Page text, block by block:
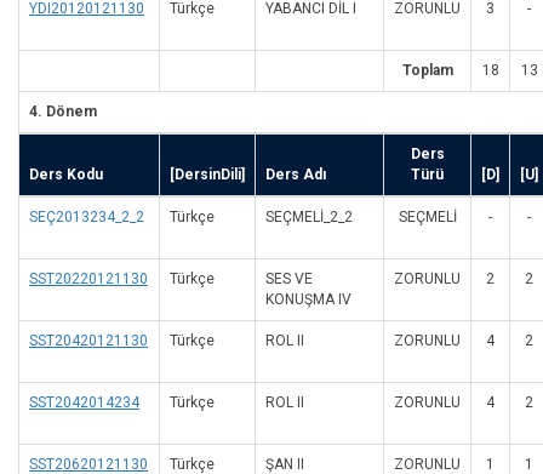
YDI20120121130 Türkçe YABANCI DİL I ZORUNLU 3 -
Toplam 18 13
4. Dönem
Ders Kodu [DersinDili] Ders Adı
Ders
Türü
[D] [U]
SEÇ2013234_2_2 Türkçe SEÇMELİ_2_2 SEÇMELI - -
SST20220121130 Türkçe
SES VE
KONUŞMA IV
ZORUNLU 2 2
SST20420121130 Türkçe ROL II ZORUNLU 4 2
SST2042014234 Türkçe ROL II ZORUNLU 4 2
SST20620121130 Türkçe ŞAN II ZORUNLU 1 1